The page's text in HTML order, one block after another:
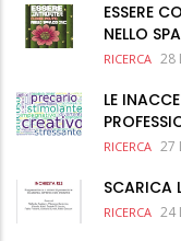
ESSERE
NELLO
RICERCA 28
LE
RICERCA 27
SCARICA
RICERCA 24